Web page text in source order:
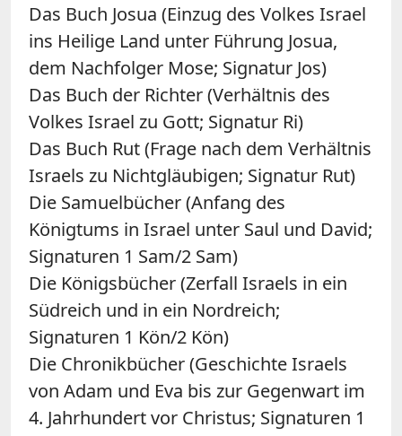
Das Buch Josua (Einzug des Volkes Israel
ins Heilige Land unter Führung Josua,
dem Nachfolger Mose; Signatur Jos)
Das Buch der Richter (Verhältnis des
Volkes Israel zu Gott; Signatur Ri)
Das Buch Rut (Frage nach dem Verhältnis
Israels zu Nichtgläubigen; Signatur Rut)
Die Samuelbücher (Anfang des
Königtums in Israel unter Saul und David;
Signaturen 1 Sam/2 Sam)
Die Königsbücher (Zerfall Israels in ein
Südreich und in ein Nordreich;
Signaturen 1 Kön/2 Kön)
Die Chronikbücher (Geschichte Israels
von Adam und Eva bis zur Gegenwart im
4. Jahrhundert vor Christus; Signaturen 1